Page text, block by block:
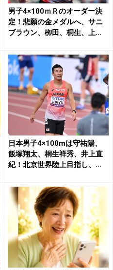
男子4×100ｍＲのオーダー決
定！悲願の金メダルへ、サニ
ブラウン、栁田、桐生、上...
日本男子4×100mは守祐陽、
飯塚翔太、桐生祥秀、井上直
紀！北京世界陸上目指し、...